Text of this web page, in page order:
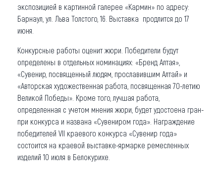
экспозицией в картинной галерее «Кармин» по адресу:
Барнаул, ул. Льва Толстого, 16. Выставка продлится до 17
июня.
Конкурсные работы оценит жюри. Победители будут
определены в отдельных номинациях: «Бренд Алтая»,
«Сувенир, посвященный людям, прославившим Алтай» и
«Авторская художественная работа, посвященная 70-летию
Великой Победы». Кроме того, лучшая работа,
определенная с учетом мнения жюри, будет удостоена гран-
при конкурса и названа «Сувениром года». Награждение
победителей VII краевого конкурса «Сувенир года»
состоится на краевой выставке-ярмарке ремесленных
изделий 10 июля в Белокурихе.